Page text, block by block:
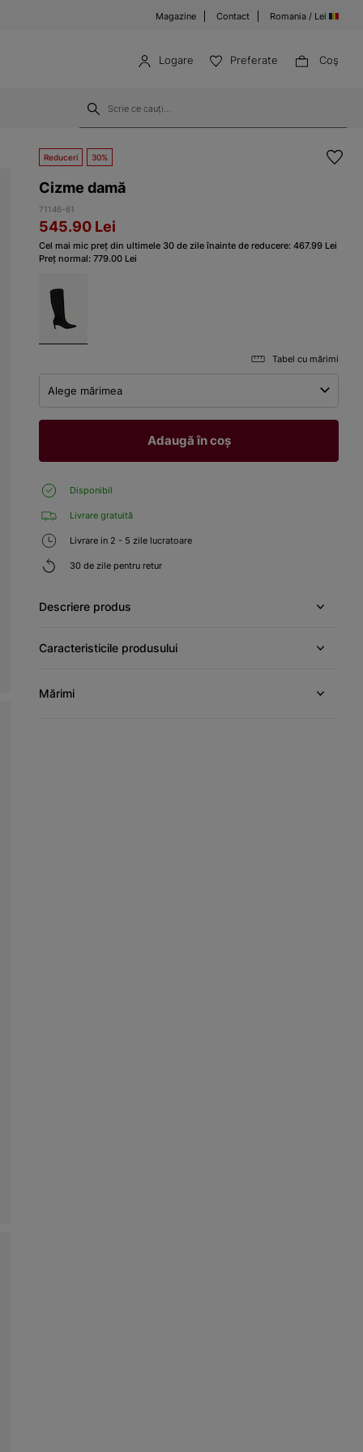
Magazine Contact Romania / Lei
Logare Preferate Coş
Reduceri 30%
Cizme damă
71146-61
545.90 Lei
Cel mai mic preț din ultimele 30 de zile înainte de reducere: 467.99 Lei
Preț normal: 779.00 Lei
Tabel cu mărimi
Alege mărimea
Adaugă în coș
Disponibil
Livrare gratuită
Livrare in 2 - 5 zile lucratoare
30 de zile pentru retur
Descriere produs
Caracteristicile produsului
Mărimi